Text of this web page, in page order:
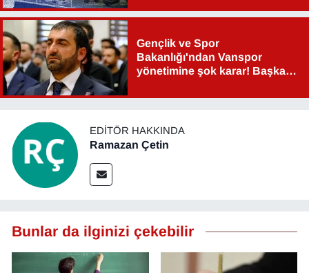
Gençlik ve Spor
Bakanlığı'ndan Vanspor
yönetimine şok karar! Başkan
EDITÖR HAKKINDA
Ramazan Çetin
Bunlar da ilginizi çekebilir
VAN'DA SPOR
Vasıta
YAŞAM
YEREL